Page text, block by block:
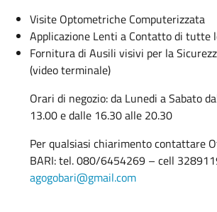
Visite Optometriche Computerizzata
Applicazione Lenti a Contatto di tutte
Fornitura di Ausili visivi per la
(video terminale)
Orari di negozio: da Lunedi a Sabato
13.00 e dalle 16.30 alle 20.30
Per qualsiasi chiarimento contattare
BARI: tel. 080/6454269 – cell
agogobari@gmail.com